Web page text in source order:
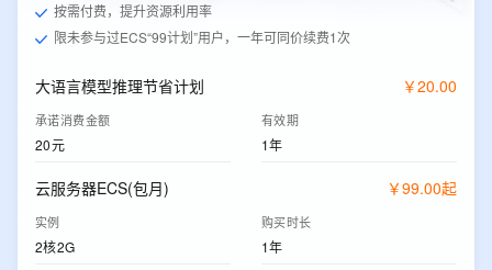
按需付费，提升资源利用率
限未参与过ECS“99计划”用户，一年可同价续费1次
大语言模型推理节省计划 ￥20.00
承诺消费金额
20元
有效期
1年
云服务器ECS(包月) ￥99.00起
实例
2核2G
购买时长
1年